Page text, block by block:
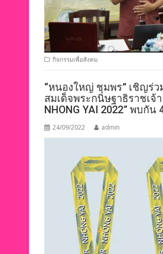
กิจกรรมเพื่อสังคม
“หนองใหญ่ ชุมพร” เชิญร่
สมเด็จพระกนิษฐาธิราชเจ้
NHONG YAI 2022” พบกัน
24/09/2022 admin